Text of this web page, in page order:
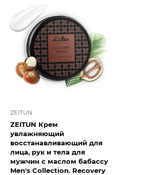
ZEITUN
ZEITUN Крем
увлажняющий
восстанавливающий для
лица, рук и тела для
мужчин с маслом бабассу
Men's Collection. Recovery